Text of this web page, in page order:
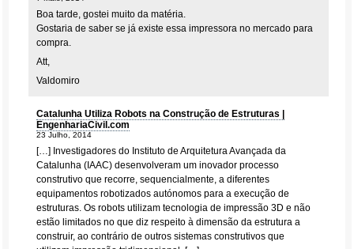
Boa tarde, gostei muito da matéria.
Gostaria de saber se já existe essa impressora no mercado para
compra.
Att,
Valdomiro
Catalunha Utiliza Robots na Construção de Estruturas |
EngenhariaCivil.com
23 Julho, 2014
[…] Investigadores do Instituto de Arquitetura Avançada da
Catalunha (IAAC) desenvolveram um inovador processo
construtivo que recorre, sequencialmente, a diferentes
equipamentos robotizados autónomos para a execução de
estruturas. Os robots utilizam tecnologia de impressão 3D e não
estão limitados no que diz respeito à dimensão da estrutura a
construir, ao contrário de outros sistemas construtivos que